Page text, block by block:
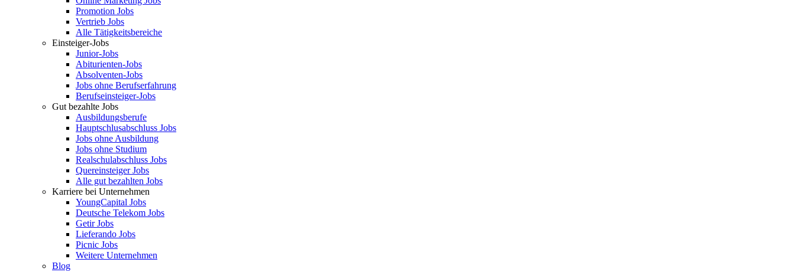
Promotion Jobs
Vertrieb Jobs
Alle Tätigkeitsbereiche
Einsteiger-Jobs
Junior-Jobs
Abiturienten-Jobs
Absolventen-Jobs
Jobs ohne Berufserfahrung
Berufseinsteiger-Jobs
Gut bezahlte Jobs
Ausbildungsberufe
Hauptschlusabschluss Jobs
Jobs ohne Ausbildung
Jobs ohne Studium
Realschulabschluss Jobs
Quereinsteiger Jobs
Alle gut bezahlten Jobs
Karriere bei Unternehmen
YoungCapital Jobs
Deutsche Telekom Jobs
Getir Jobs
Lieferando Jobs
Picnic Jobs
Weitere Unternehmen
Blog